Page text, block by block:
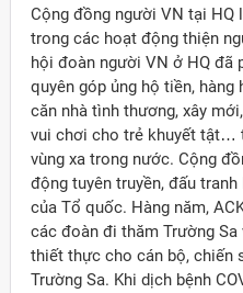
Cộng đồng người VN tại
trong các hoạt động thiện
hội đoàn người VN ở HQ đã
quyên góp ủng hộ tiền, hàng
căn nhà tình thương, xây
vui chơi cho trẻ khuyết tật…
vùng xa trong nước. Cộng
động tuyên truyền, đấu
của Tổ quốc. Hàng năm,
các đoàn đi thăm Trường
thiết thực cho cán bộ, chiến
Trường Sa. Khi dịch bệnh